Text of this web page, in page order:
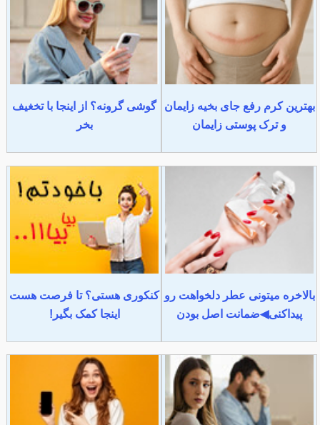
بهترین کرم رفع جای بخیه زایمان
و ترک پوستی زایمان
گوشی گرونه؟ از اینجا با تخغیف
بخر
بالاخره میتونی عطر دلخواهت رو
پیداکنی◀ضمانت اصل بودن
کنکوری هستی؟ تا فرصت هست
اینجا کمک بگیر!